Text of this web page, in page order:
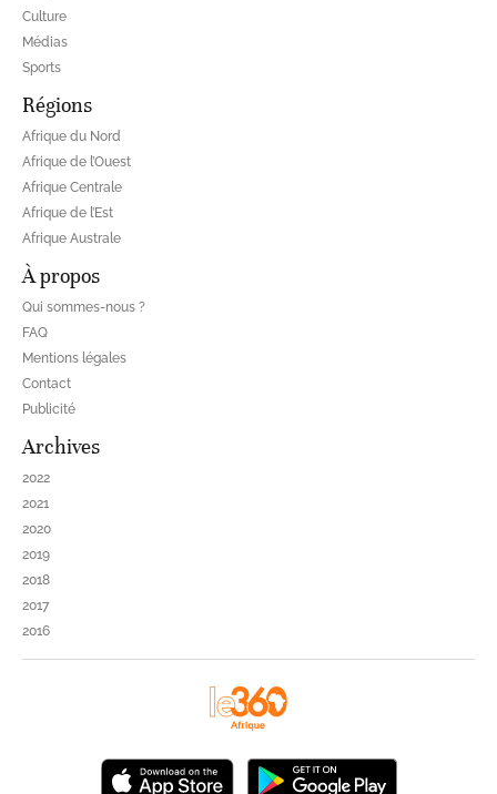
Culture
Médias
Sports
Régions
Afrique du Nord
Afrique de l’Ouest
Afrique Centrale
Afrique de l’Est
Afrique Australe
À propos
Qui sommes-nous ?
FAQ
Mentions légales
Contact
Publicité
Archives
2022
2021
2020
2019
2018
2017
2016